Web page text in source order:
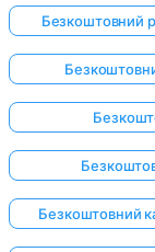
Безкоштовний
Безкоштовний